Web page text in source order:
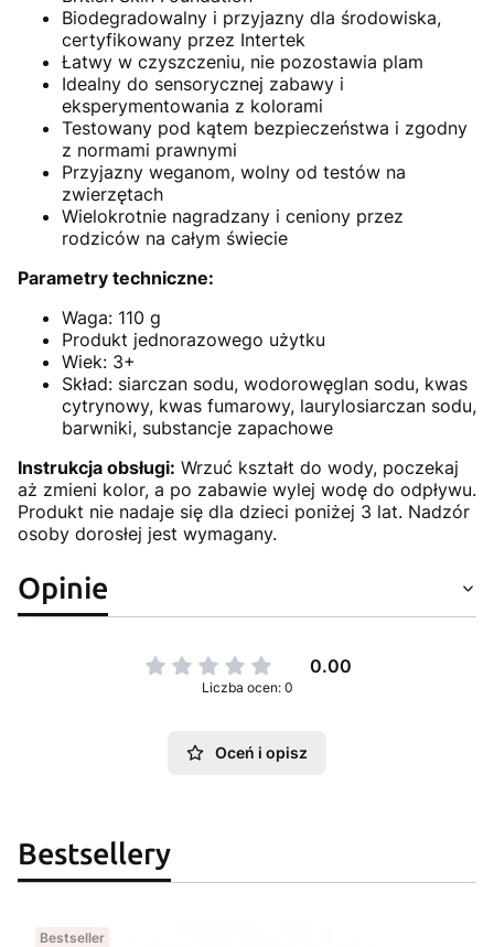
Biodegradowalny i przyjazny dla środowiska,
certyfikowany przez Intertek
Łatwy w czyszczeniu, nie pozostawia plam
Idealny do sensorycznej zabawy i
eksperymentowania z kolorami
Testowany pod kątem bezpieczeństwa i zgodny
z normami prawnymi
Przyjazny weganom, wolny od testów na
zwierzętach
Wielokrotnie nagradzany i ceniony przez
rodziców na całym świecie
Parametry techniczne:
Waga: 110 g
Produkt jednorazowego użytku
Wiek: 3+
Skład: siarczan sodu, wodorowęglan sodu, kwas
cytrynowy, kwas fumarowy, laurylosiarczan sodu,
barwniki, substancje zapachowe
Instrukcja obsługi: Wrzuć kształt do wody, poczekaj
aż zmieni kolor, a po zabawie wylej wodę do odpływu.
Produkt nie nadaje się dla dzieci poniżej 3 lat. Nadzór
osoby dorosłej jest wymagany.
Opinie
0.00
Liczba ocen: 0
Oceń i opisz
Bestsellery
Bestseller